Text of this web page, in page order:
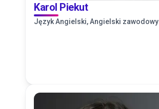
Karol Piekut
Język Angielski, Angielski zawodowy